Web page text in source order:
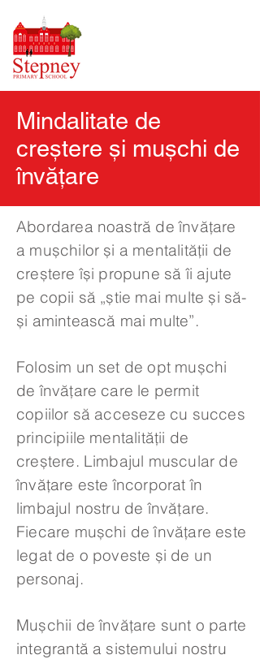
Mindalitate de
creștere și mușchi de
învățare
Abordarea noastră de învățare
a mușchilor și a mentalității de
creștere își propune să îi ajute
pe copii să „știe mai multe și să-
și amintească mai multe”.
Folosim un set de opt mușchi
de învățare care le permit
copiilor să acceseze cu succes
principiile mentalității de
creștere. Limbajul muscular de
învățare este încorporat în
limbajul nostru de învățare.
Fiecare mușchi de învățare este
legat de o poveste și de un
personaj.
Mușchii de învățare sunt o parte
integrantă a sistemului nostru